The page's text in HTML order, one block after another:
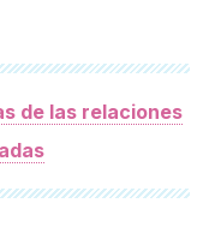
de las relaciones